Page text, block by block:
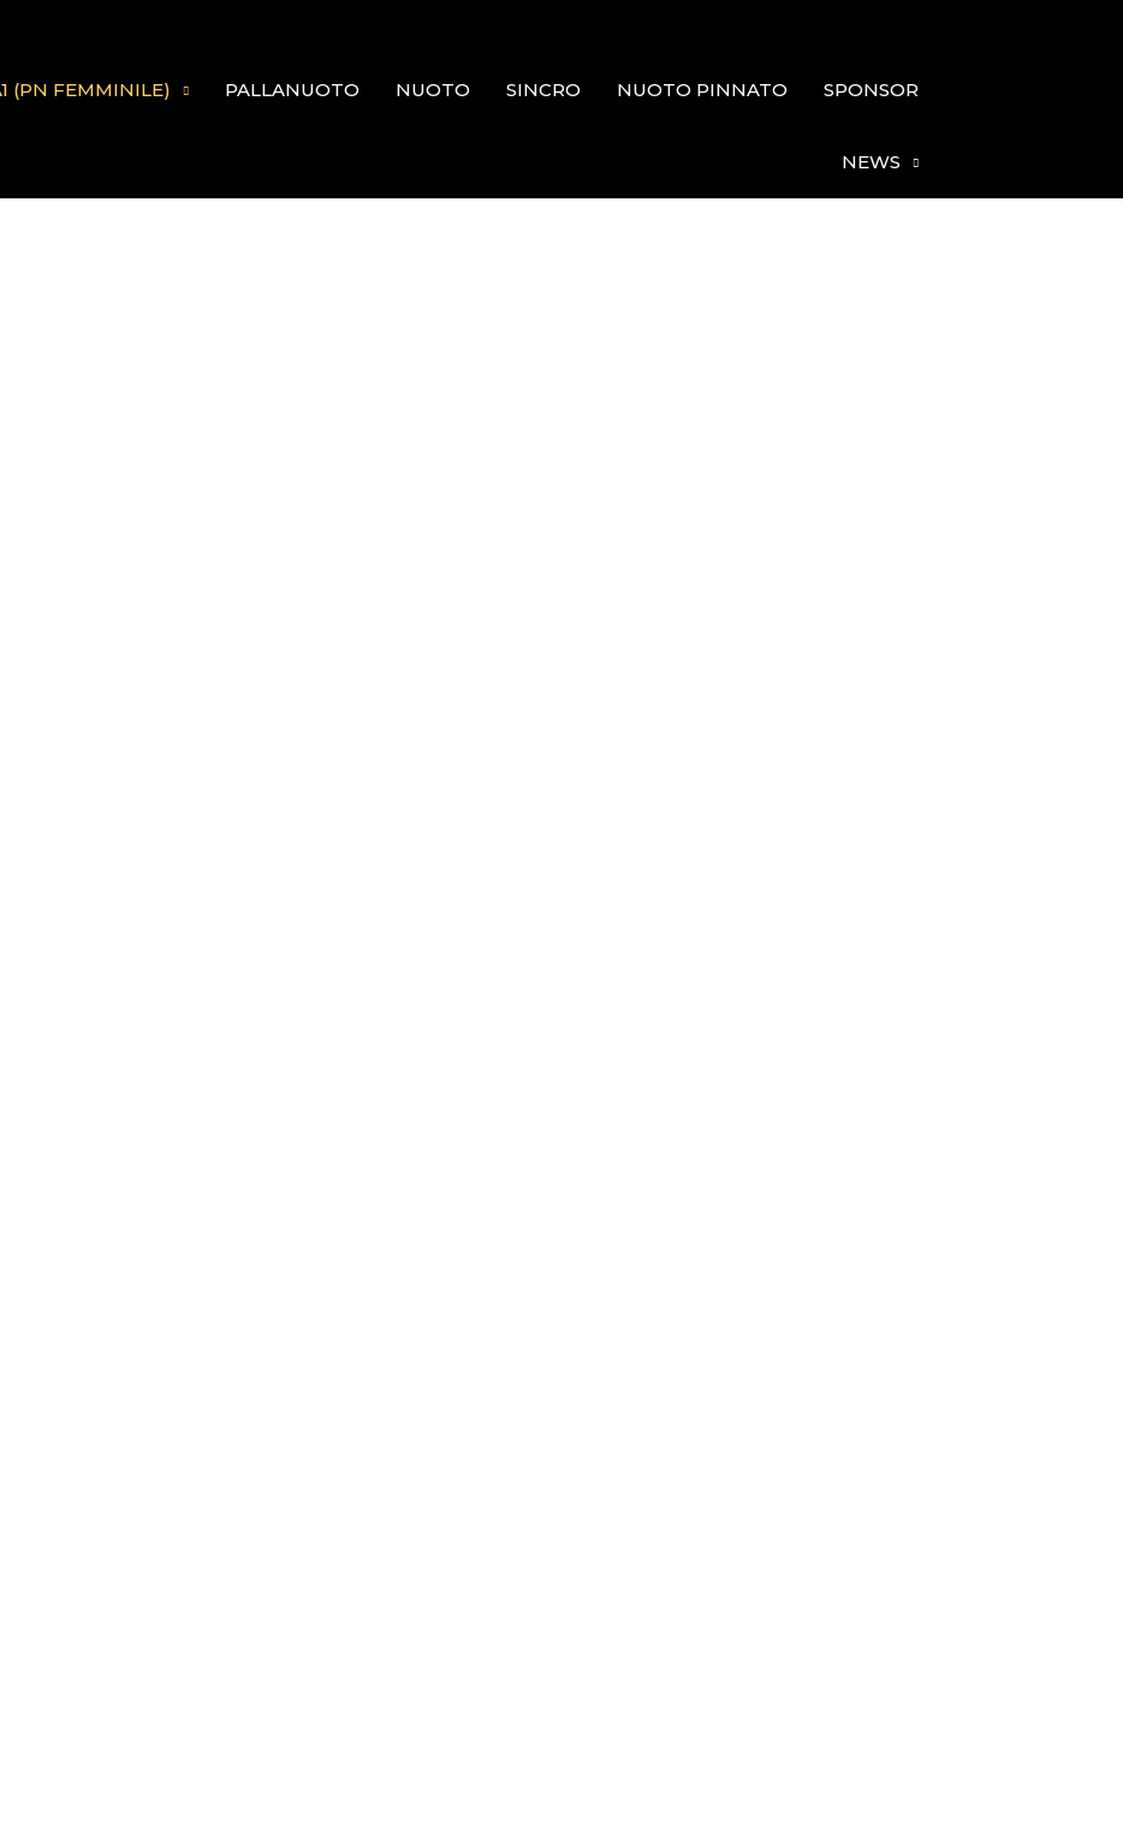
(PN FEMMINILE) PALLANUOTO NUOTO SINCRO NUOTO PINNATO SPONSOR
NEWS